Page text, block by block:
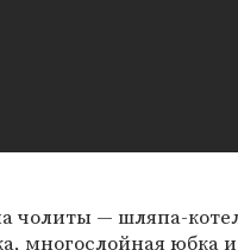
чолиты — шляпа-
многослойная юбка